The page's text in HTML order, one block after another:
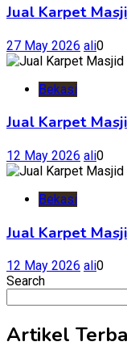
Jual Karpet
27 May 2026 ali0
Bekasi
Jual Karpet
12 May 2026 ali0
Bekasi
Jual Karpet
12 May 2026 ali0
Search
Artikel